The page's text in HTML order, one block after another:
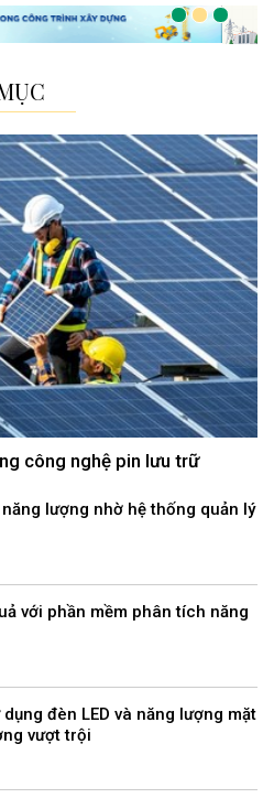
công nghệ pin lưu trữ
lượng nhờ hệ thống quản lý
với phần mềm phân tích năng
đèn LED và năng lượng mặt
vượt trội